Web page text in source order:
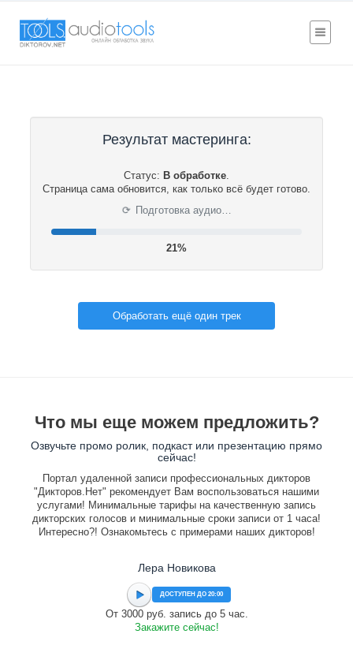
Результат мастеринга:
Статус: В обработке.
Страница сама обновится, как только всё будет готово.
⟳ Подготовка аудио…
21%
Обработать ещё один трек
Что мы еще можем предложить?
Озвучьте промо ролик, подкаст или презентацию прямо
сейчас!
Портал удаленной записи профессиональных дикторов
"Дикторов.Нет" рекомендует Вам воспользоваться нашими
услугами! Минимальные тарифы на качественную запись
дикторских голосов и минимальные сроки записи от 1 часа!
Интересно?! Ознакомьтесь с примерами наших дикторов!
Лера Новикова
ДОСТУПЕН ДО 20:00
От 3000 руб. запись до 5 час.
Закажите сейчас!